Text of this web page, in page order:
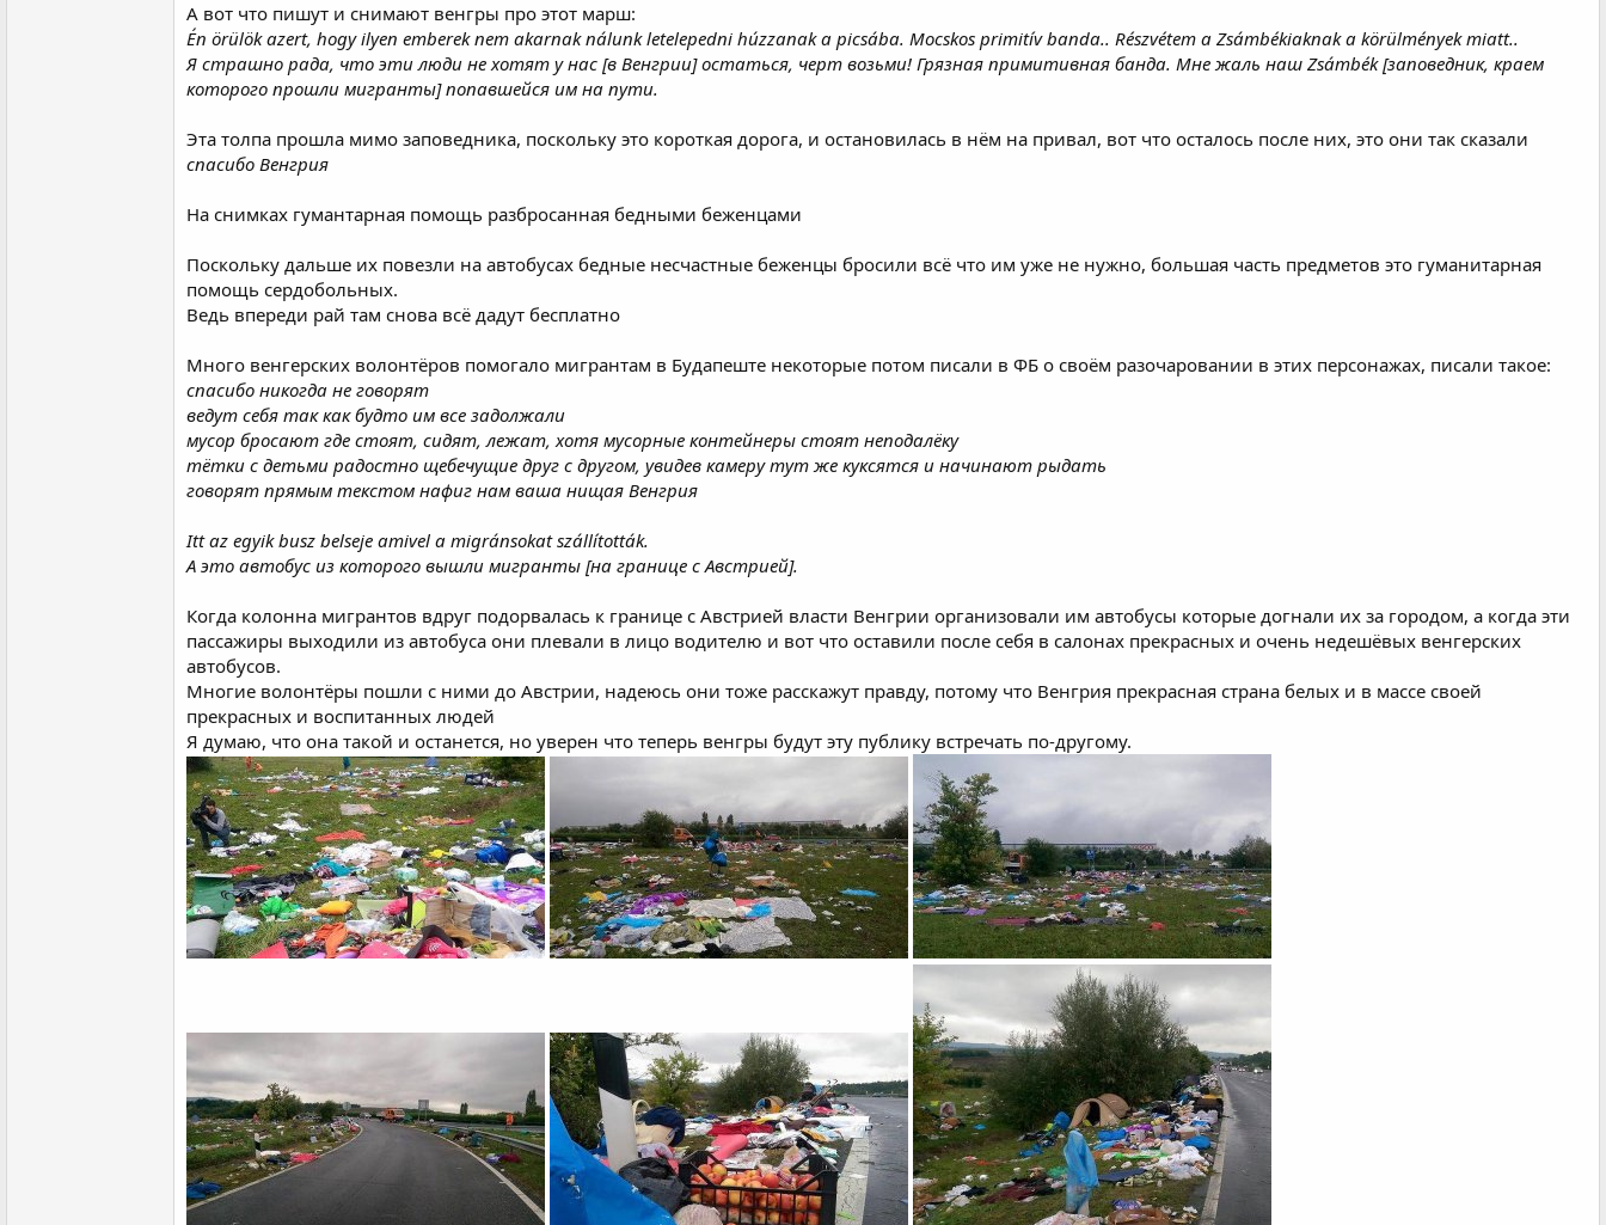
А вот что пишут и снимают венгры про этот марш:
Én örülök azert, hogy ilyen emberek nem akarnak nálunk letelepedni húzzanak a picsába. Mocskos primitív banda.. Részvétem a Zsámbékiaknak a körülmények miatt..
Я страшно рада, что эти люди не хотят у нас [в Венгрии] остаться, черт возьми! Грязная примитивная банда. Мне жаль наш Zsámbék [заповедник, краем
которого прошли мигранты] попавшейся им на пути.
Эта толпа прошла мимо заповедника, поскольку это короткая дорога, и остановилась в нём на привал, вот что осталось после них, это они так сказали
спасибо Венгрия
На снимках гумантарная помощь разбросанная бедными беженцами
Поскольку дальше их повезли на автобусах бедные несчастные беженцы бросили всё что им уже не нужно, большая часть предметов это гуманитарная
помощь сердобольных.
Ведь впереди рай там снова всё дадут бесплатно
Много венгерских волонтёров помогало мигрантам в Будапеште некоторые потом писали в ФБ о своём разочаровании в этих персонажах, писали такое:
спасибо никогда не говорят
ведут себя так как будто им все задолжали
мусор бросают где стоят, сидят, лежат, хотя мусорные контейнеры стоят неподалёку
тётки с детьми радостно щебечущие друг с другом, увидев камеру тут же куксятся и начинают рыдать
говорят прямым текстом нафиг нам ваша нищая Венгрия
Itt az egyik busz belseje amivel a migránsokat szállították.
А это автобус из которого вышли мигранты [на границе с Австрией].
Когда колонна мигрантов вдруг подорвалась к границе с Австрией власти Венгрии организовали им автобусы которые догнали их за городом, а когда эти
пассажиры выходили из автобуса они плевали в лицо водителю и вот что оставили после себя в салонах прекрасных и очень недешёвых венгерских
автобусов.
Многие волонтёры пошли с ними до Австрии, надеюсь они тоже расскажут правду, потому что Венгрия прекрасная страна белых и в массе своей
прекрасных и воспитанных людей
Я думаю, что она такой и останется, но уверен что теперь венгры будут эту публику встречать по-другому.